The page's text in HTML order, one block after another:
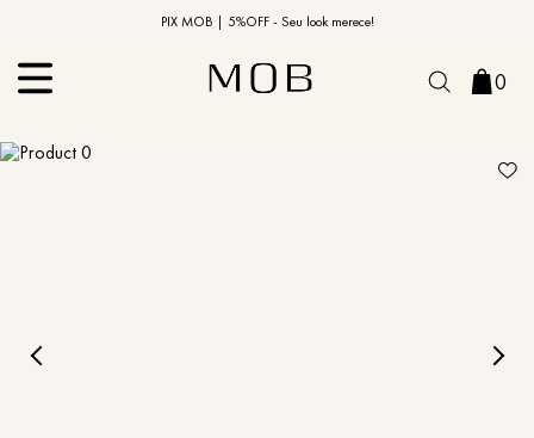
PIX MOB | 5%OFF - Seu look merece!
10% OFF na primeira compra | Cupom: BEMVINDO10*
0